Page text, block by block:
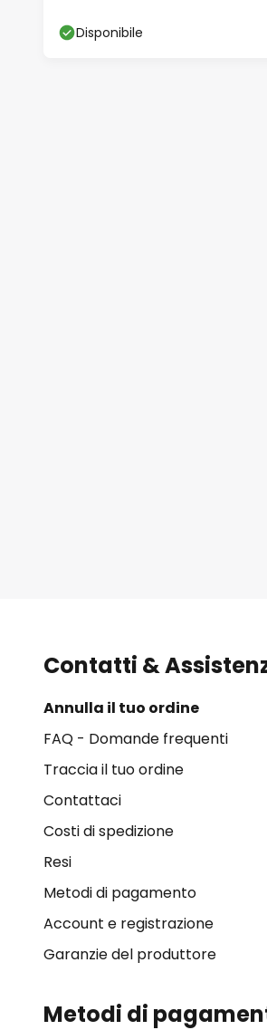
Disponibile
Contatti &
Annulla il tuo ordine
FAQ - Domande frequenti
Traccia il tuo ordine
Contattaci
Costi di spedizione
Resi
Metodi di pagamento
Account e registrazione
Garanzie del produttore
Metodi di